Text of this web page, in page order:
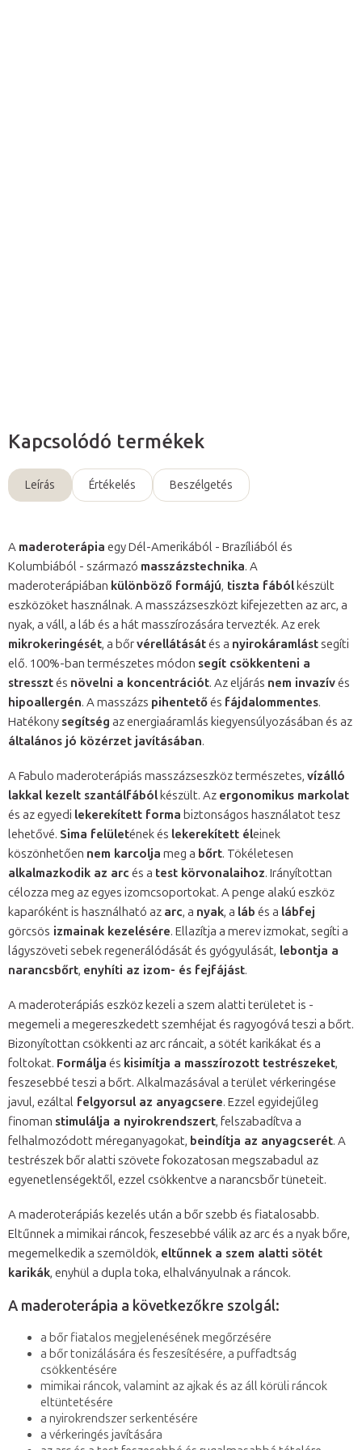
Kapcsolódó termékek
Leírás Értékelés Beszélgetés
A maderoterápia egy Dél-Amerikából - Brazíliából és
Kolumbiából - származó masszázstechnika. A
maderoterápiában különböző formájú, tiszta fából készült
eszközöket használnak. A masszázseszközt kifejezetten az arc, a
nyak, a váll, a láb és a hát masszírozására tervezték. Az erek
mikrokeringését, a bőrvérellátásátés a nyirokáramlástsegíti
elő. 100%-ban természetes módon segít csökkenteni a
stressztés növelni a koncentrációt. Az eljárás nem invazívés
hipoallergén. A masszázs pihentetőés fájdalommentes.
Hatékony segítség az energiaáramlás kiegyensúlyozásában és az
általános jó közérzet javításában.
A Fabulo maderoterápiás masszázseszköz természetes, vízálló
lakkal kezelt szantálfából készült. Az ergonomikus markolat
és az egyedi lekerekített forma biztonságos használatot tesz
lehetővé. Sima felületének és lekerekített éleinek
köszönhetően nem karcolja meg a bőrt. Tökéletesen
alkalmazkodik az arc és a test körvonalaihoz. Irányítottan
célozza meg az egyes izomcsoportokat. A penge alakú eszköz
kaparóként is használható az arc, a nyak, a láb és a lábfej
görcsös izmainak kezelésére. Ellazítja a merev izmokat, segíti a
lágyszöveti sebek regenerálódását és gyógyulását, lebontja a
narancsbőrt, enyhíti az izom- és fejfájást.
A maderoterápiás eszköz kezeli a szem alatti területet is -
megemeli a megereszkedett szemhéjat és ragyogóvá teszi a bőrt.
Bizonyítottan csökkenti az arc ráncait, a sötét karikákat és a
foltokat. Formálja és kisimítja a masszírozott testrészeket,
feszesebbé teszi a bőrt. Alkalmazásával a terület vérkeringése
javul, ezáltal felgyorsul az anyagcsere. Ezzel egyidejűleg
finoman stimulálja a nyirokrendszert, felszabadítva a
felhalmozódott méreganyagokat, beindítja az anyagcserét. A
testrészek bőr alatti szövete fokozatosan megszabadul az
egyenetlenségektől, ezzel csökkentve a narancsbőr tüneteit.
A maderoterápiás kezelés után a bőr szebb és fiatalosabb.
Eltűnnek a mimikai ráncok, feszesebbé válik az arc és a nyak bőre,
megemelkedik a szemöldök, eltűnnek a szem alatti sötét
karikák, enyhül a dupla toka, elhalványulnak a ráncok.
A maderoterápia a következőkre szolgál:
a bőr fiatalos megjelenésének megőrzésére
a bőr tonizálására és feszesítésére, a puffadtság
csökkentésére
mimikai ráncok, valamint az ajkak és az áll körüli ráncok
eltüntetésére
a nyirokrendszer serkentésére
a vérkeringés javítására